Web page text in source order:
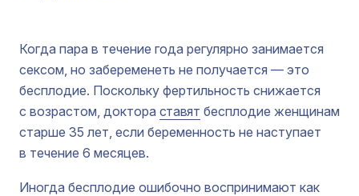
Когда пара в течение года регулярно занимается
сексом, но забеременеть не получается — это
бесплодие. Поскольку фертильность снижается
с возрастом, доктора ставят бесплодие женщинам
старше 35 лет, если беременность не наступает
в течение 6 месяцев.
Иногда бесплодие ошибочно воспринимают как